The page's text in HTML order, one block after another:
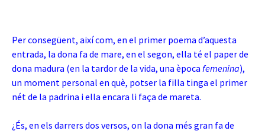
Per consegüent, així com, en el primer poema d’aquesta
entrada, la dona fa de mare, en el segon, ella té el paper de
dona madura (en la tardor de la vida, una època femenina),
un moment personal en què, potser la filla tinga el primer
nét de la padrina i ella encara li faça de mareta.
¿És, en els darrers dos versos, on la dona més gran fa de